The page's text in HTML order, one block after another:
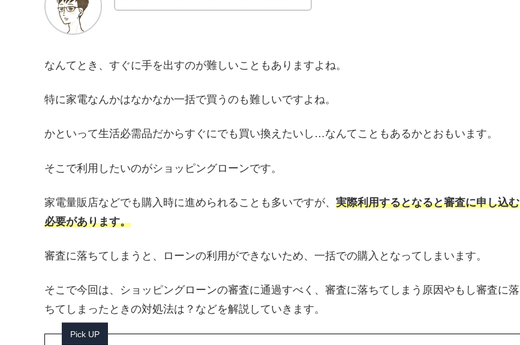
なんてとき、すぐに手を出すのが難しいこともありますよね。
特に家電なんかはなかなか一括で買うのも難しいですよね。
かといって生活必需品だからすぐにでも買い換えたいし…なんてこともあるかとおもいます。
そこで利用したいのがショッピングローンです。
家電量販店などでも購入時に進められることも多いですが、 実際利用するとなると審査に申し込む
必要があります。
審査に落ちてしまうと、ローンの利用ができないため、一括での購入となってしまいます。
そこで今回は、ショッピングローンの審査に通過すべく、審査に落ちてしまう原因やもし審査に落
ちてしまったときの対処法は？などを解説していきます。
Pick UP